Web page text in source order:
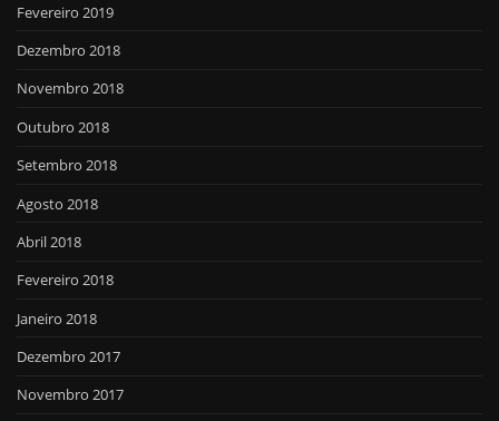
Fevereiro 2019
Dezembro 2018
Novembro 2018
Outubro 2018
Setembro 2018
Agosto 2018
Abril 2018
Fevereiro 2018
Janeiro 2018
Dezembro 2017
Novembro 2017